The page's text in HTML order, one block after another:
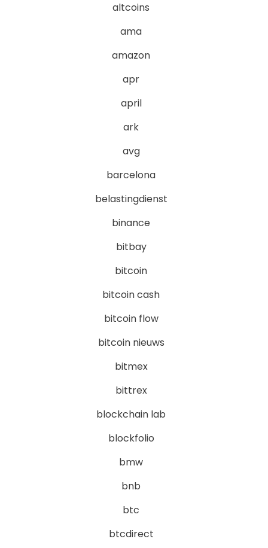
altcoins
ama
amazon
apr
april
ark
avg
barcelona
belastingdienst
binance
bitbay
bitcoin
bitcoin cash
bitcoin flow
bitcoin nieuws
bitmex
bittrex
blockchain lab
blockfolio
bmw
bnb
btc
btcdirect